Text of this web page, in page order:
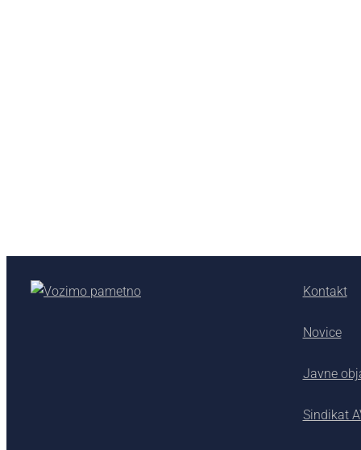
Kontakt
Novice
Javne
Sindikat